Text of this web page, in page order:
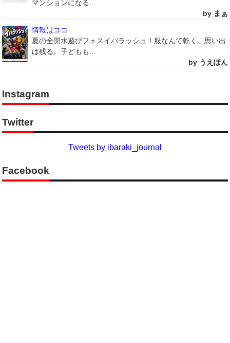
マンションになる...
by まぁ
情報はココ
夏の全開水遊びフェスイバラッシュ！服なんて乾く。思い出
は残る。子どもも...
by うえぽん
Instagram
Twitter
Tweets by ibaraki_journal
Facebook